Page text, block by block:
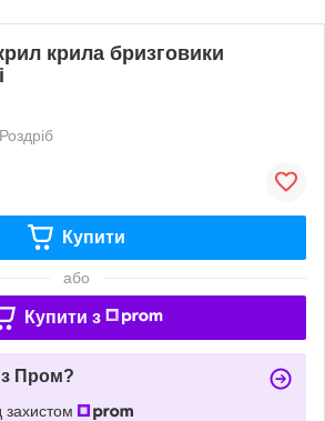
крила бризговики
Роздріб
Купити
або
Купити з
з Пром?
захистом